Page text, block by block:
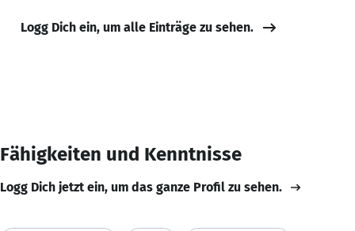
Logg Dich ein, um alle Einträge zu sehen.
Fähigkeiten und Kenntnisse
Logg Dich jetzt ein, um das ganze Profil zu sehen.